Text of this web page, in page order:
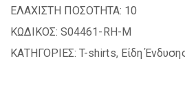
ΕΛΑΧΙΣΤΗ ΠΟΣΟΤΗΤΑ: 10
ΚΩΔΙΚΟΣ: S04461-RH-M
ΚΑΤΗΓΟΡΙΕΣ: T-shirts, Είδη